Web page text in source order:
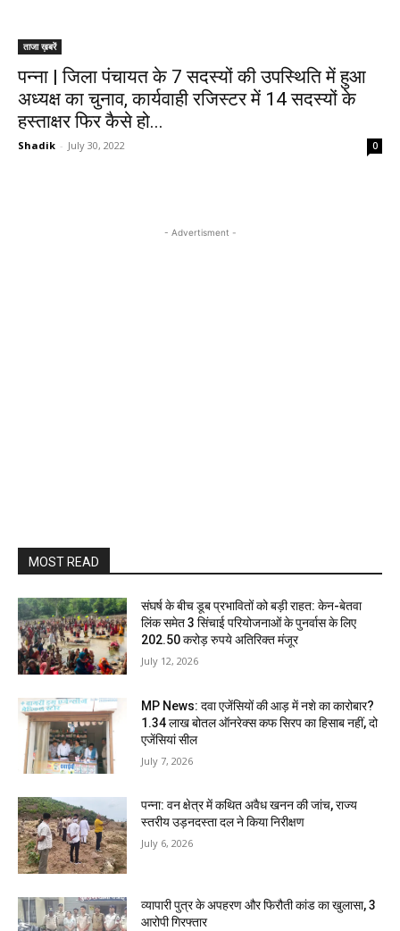
ताजा ख़बरें
पन्ना | जिला पंचायत के 7 सदस्यों की उपस्थिति में हुआ
अध्यक्ष का चुनाव, कार्यवाही रजिस्टर में 14 सदस्यों के
हस्ताक्षर फिर कैसे हो...
Shadik - July 30, 2022 0
- Advertisment -
MOST READ
संघर्ष के बीच डूब प्रभावितों को बड़ी राहत: केन-बेतवा
लिंक समेत 3 सिंचाई परियोजनाओं के पुनर्वास के लिए
202.50 करोड़ रुपये अतिरिक्त मंजूर
July 12, 2026
MP News: दवा एजेंसियों की आड़ में नशे का कारोबार?
1.34 लाख बोतल ऑनरेक्स कफ सिरप का हिसाब नहीं, दो
एजेंसियां सील
July 7, 2026
पन्ना: वन क्षेत्र में कथित अवैध खनन की जांच, राज्य
स्तरीय उड़नदस्ता दल ने किया निरीक्षण
July 6, 2026
व्यापारी पुत्र के अपहरण और फिरौती कांड का खुलासा, 3
आरोपी गिरफ्तार